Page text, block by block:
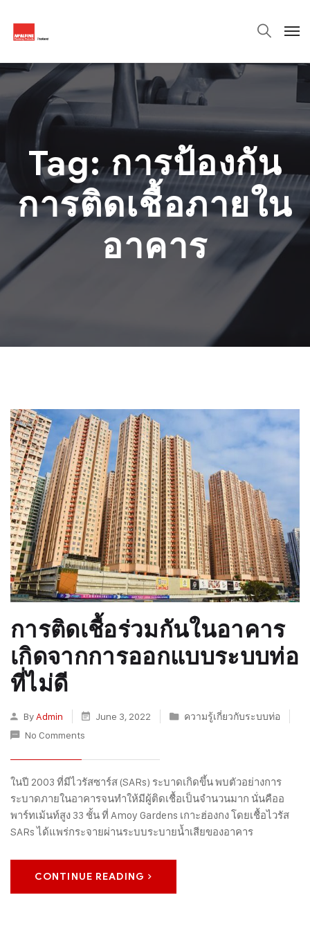
Tag:การป้องกัน
การติดเชื้อภายใน
อาคาร
การติดเชื้อร่วมกันในอาคาร
เกิดจากการออกแบบระบบท่อ
ที่ไม่ดี
By Admin June 3, 2022
ความรู้เกี่ยวกับระบบท่อ
No Comments
ในปี 2003 ที่มีไวรัสซาร์ส (SARs) ระบาดเกิดขึ้น พบตัวอย่างการ
ระบาดภายในอาคารจนทำให้มีผู้ติดเชื้อเป็นจำนวนมาก นั่นคืออ
พาร์ทเม้นท์สูง 33 ชั้น ที่ Amoy Gardens เกาะฮ่องกง โดยเชื้อไวรัส
SARs ได้แพร่กระจายผ่านระบบระบายน้ำเสียของอาคาร
CONTINUE READING